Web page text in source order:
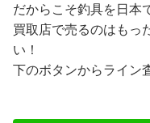
だからこそ釣具を日本
買取店で売るのはもっ
い！
下のボタンからライン